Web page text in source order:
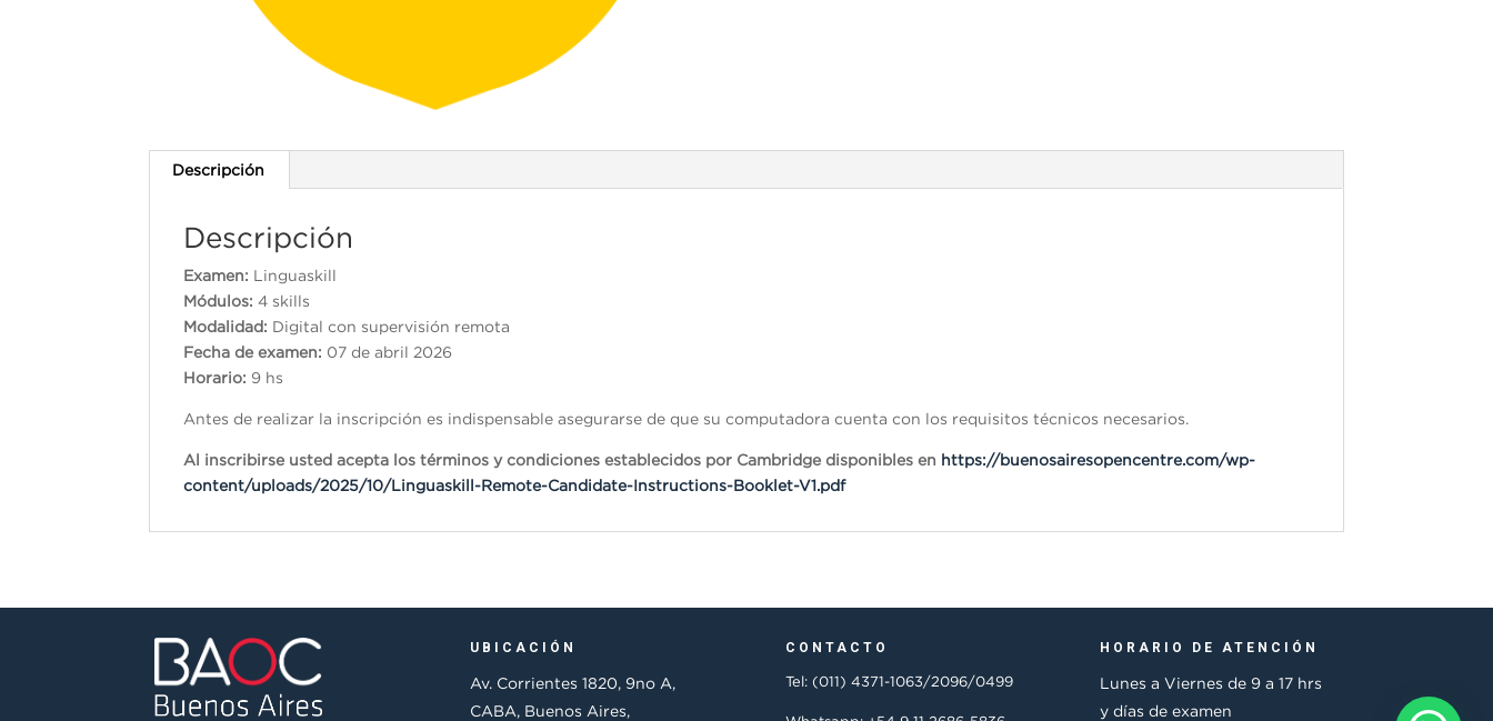
Descripción
Descripción
Examen: Linguaskill
Módulos:4 skills
Modalidad: Digital con supervisión remota
Fecha de examen: 07 de abril 2026
Horario: 9 hs
Antes de realizar la inscripción es indispensable asegurarse de que su computadora cuenta con los requisitos técnicos necesarios.
Al inscribirse usted acepta los términos y condiciones establecidos por Cambridge disponibles en https://buenosairesopencentre.com/wp-
content/uploads/2025/10/Linguaskill-Remote-Candidate-Instructions-Booklet-V1.pdf
UBICACIÓN
Av. Corrientes 1820, 9no A,
CABA, Buenos Aires,
CONTACTO
Tel: (011) 4371-1063/2096/0499
HORARIO DE ATENCIÓN
Lunes a Viernes de 9 a 17 hrs
y días de examen